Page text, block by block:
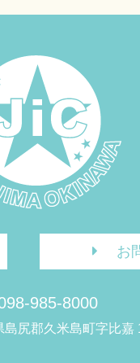
お
985-8000
島尻郡久米島町字比嘉